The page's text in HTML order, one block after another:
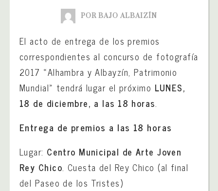
POR BAJO ALBAIZÍN
El acto de entrega de los premios
correspondientes al concurso de fotografía
2017 «Alhambra y Albayzín, Patrimonio
Mundial» tendrá lugar el próximo LUNES,
18 de diciembre, a las 18 horas.
Entrega de premios a las 18 horas
Lugar: Centro Municipal de Arte Joven
Rey Chico. Cuesta del Rey Chico (al final
del Paseo de los Tristes)